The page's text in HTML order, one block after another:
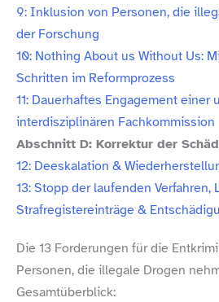
9: Inklusion von Personen, die
der Forschung
10: Nothing About us Without Us:
Schritten im Reformprozess
11: Dauerhaftes Engagement einer
interdisziplinären Fachkommission
Abschnitt D: Korrektur der
12: Deeskalation &
13: Stopp der laufenden Verfahren,
Strafregistereinträge &
Die 13 Forderungen für die
Personen, die illegale Drogen
Gesamtüberblick: